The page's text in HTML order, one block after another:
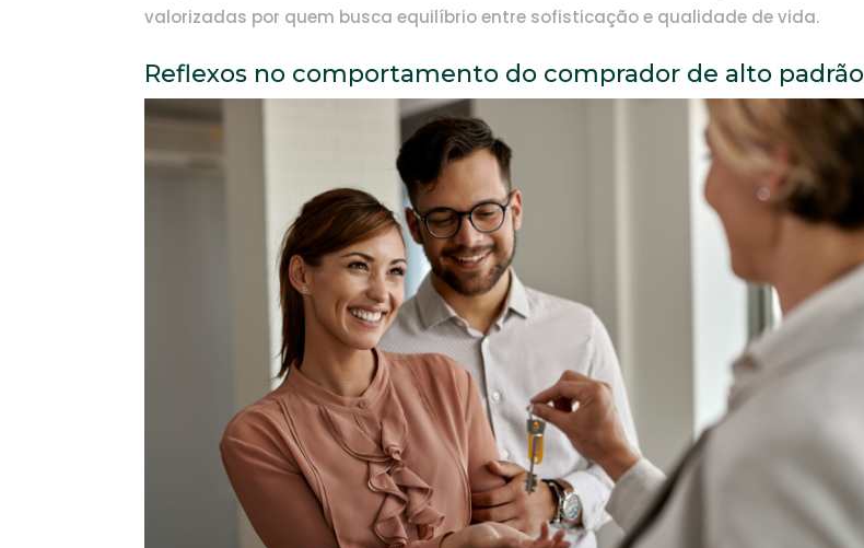
valorizadas por quem busca equilíbrio entre sofisticação e qualidade de vida.
Reflexos no comportamento do comprador de alto padrão